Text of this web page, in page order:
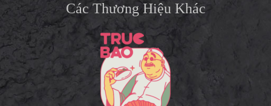
Các Thương Hiệu Khác